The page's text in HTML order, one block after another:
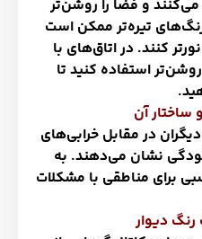
و فضا را روشن‌تر
تیره‌تر ممکن است
کنند. در اتاق‌های با
استفاده کنید تا
.
ساختار آن
در مقابل خرابی‌های
نشان می‌دهند. به
برای مناطقی با مشکلات
دیوار